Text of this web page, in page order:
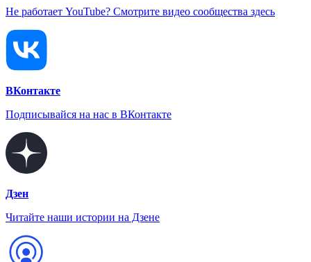
Не работает YouTube? Смотрите видео сообщества здесь
ВКонтакте
Подписывайся на нас в ВКонтакте
Дзен
Читайте наши истории на Дзене